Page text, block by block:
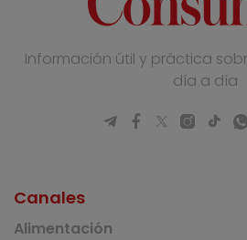
Información útil y práctica
día a día
Canales
Alimentación